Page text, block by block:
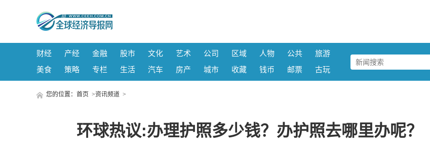
财经 产经 金融 股市 文化 艺术 公司 区域 人物 公共
旅游
美食
策略 专栏 生活 汽车 房产 城市 收藏 钱币 邮票 古玩
您的位置： 首页 >资讯频道 >
环球热议:办理护照多少钱？办护照去哪里办呢？